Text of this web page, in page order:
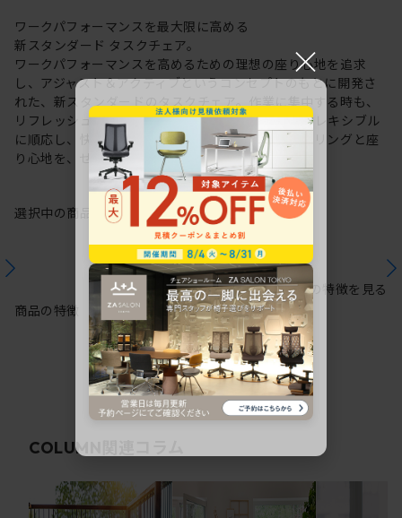
ワークパフォーマンスを最大限に高める
新スタンダード タスクチェア。
ワークパフォーマンスを高めるための理想の座り心地を追求
し、アジャスト＆アクティブというコンセプトのもとに開発さ
れた、新スタンダードのタスクチェア。作業に集中する時も、
リフレッシュする時も、座る姿勢や身体の動きにフレキシブル
に順応し、快適にサポートします。新感覚のスタイリングと座
り心地を、ぜひご体感ください。
選択中の商品情報保証 注意事項
商品の特徴
シリーズの特徴を見る
COLUMN
×